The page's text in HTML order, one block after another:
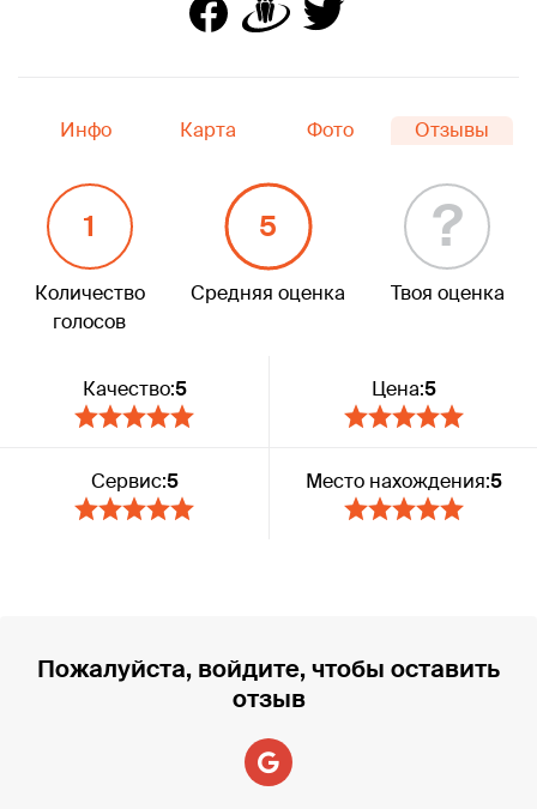
Инфо Карта Фото Отзывы
1
Количество
голосов
5
Средняя оценка
?
Твоя оценка
Качество:5 Цена:5
Сервис:5 Место нахождения:5
Пожалуйста, войдите, чтобы оставить
отзыв